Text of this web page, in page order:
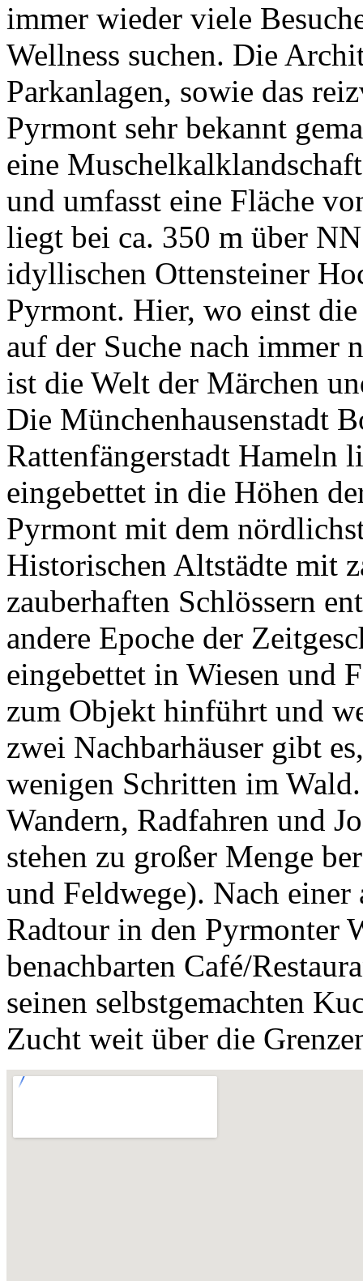
immer wieder viele
Wellness suchen. Die
Parkanlagen, sowie das
Pyrmont sehr bekannt
eine
und umfasst eine Fläche
liegt bei ca. 350 m über
idyllischen Ottensteiner
Pyrmont. Hier, wo einst
auf der Suche nach immer
ist die Welt der Märchen
Die Münchenhausenstadt
Rattenfängerstadt Hameln
eingebettet in die Höhen
Pyrmont mit dem
Historischen Altstädte mit
zauberhaften Schlössern
andere Epoche der
eingebettet in Wiesen und
zum Objekt hinführt und
zwei Nachbarhäuser gibt
wenigen Schritten im
Wandern, Radfahren und
stehen zu großer Menge
und Feldwege). Nach
Radtour in den Pyrmonter
benachbarten Café/
seinen selbstgemachten
Zucht weit über die